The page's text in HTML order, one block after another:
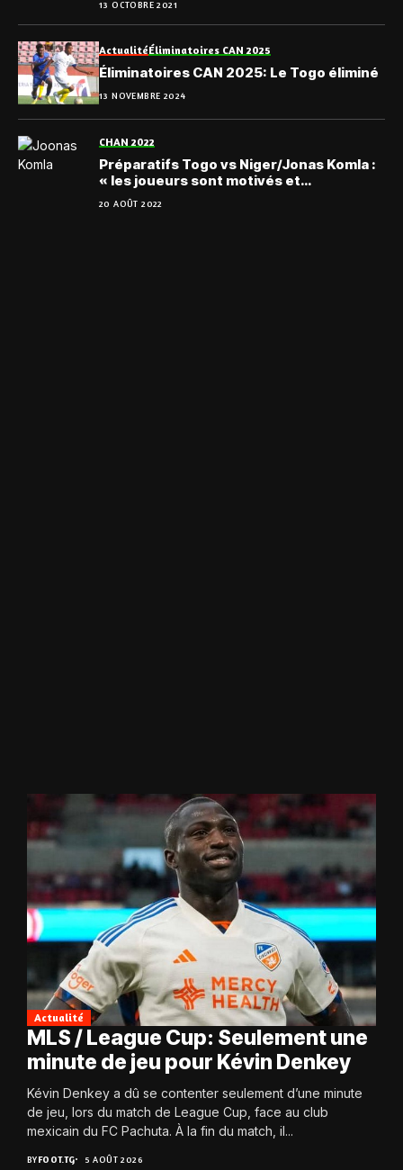
13 OCTOBRE 2021
ActualitéÉliminatoires CAN 2025
Éliminatoires CAN 2025: Le Togo éliminé
13 NOVEMBRE 2024
CHAN 2022
Préparatifs Togo vs Niger/Jonas Komla :
« les joueurs sont motivés et
déterminés »
20 AOÛT 2022
Actualité
MLS / League Cup: Seulement une
minute de jeu pour Kévin Denkey
Kévin Denkey a dû se contenter seulement d’une minute
de jeu, lors du match de League Cup, face au club
mexicain du FC Pachuta. À la fin du match, il...
BYFOOT.TG 5 AOÛT 2026